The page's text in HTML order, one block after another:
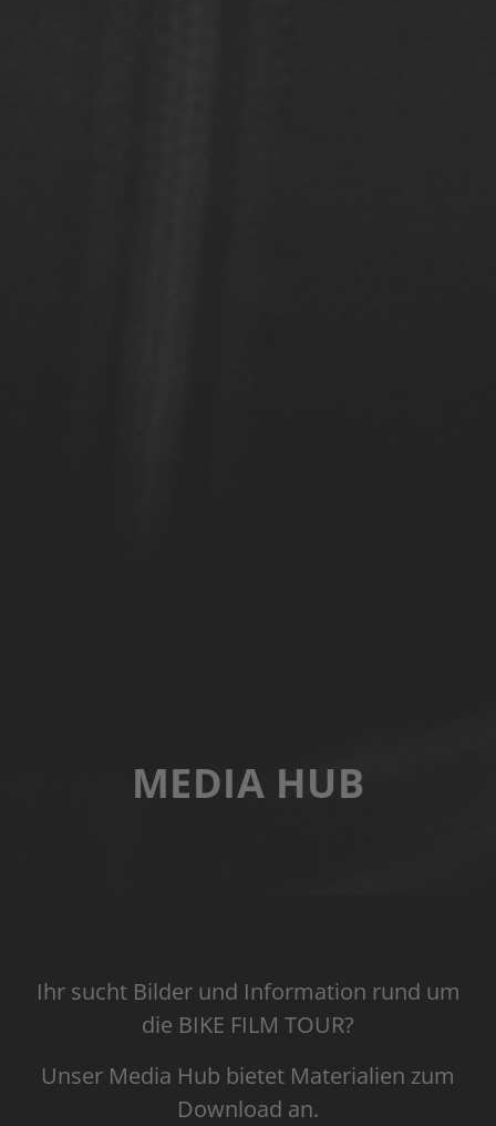
MEDIA HUB
Ihr sucht Bilder und Information rund um
die BIKE FILM TOUR?
Unser Media Hub bietet Materialien zum
Download an.